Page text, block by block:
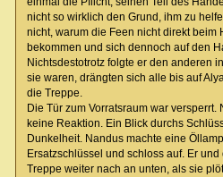
nicht so wirklich den Grund, ihm zu
nicht, warum die Feen nicht direkt beim
bekommen und sich dennoch auf den
Nichtsdestotrotz folgte er den anderen
sie waren, drängten sich alle bis auf
die Treppe.
Die Tür zum Vorratsraum war
keine Reaktion. Ein Blick durchs
Dunkelheit. Nandus machte eine
Ersatzschlüssel und schloss auf. Er
Treppe weiter nach an unten, als sie